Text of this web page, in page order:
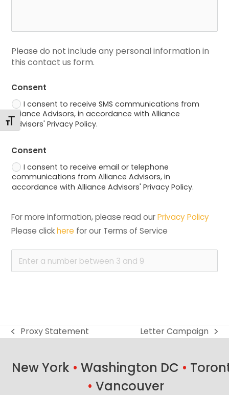
Toggle Font size
Please do not include any personal information in
this contact us form.
Consent
I consent to receive SMS communications from
Alliance Advisors, in accordance with Alliance
Advisors' Privacy Policy.
Consent
I consent to receive email or telephone
communications from Alliance Advisors, in
accordance with Alliance Advisors' Privacy Policy.
For more information, please read our Privacy Policy
Please click here for our Terms of Service
previous
Proxy Statement
next
Letter Campaign
New York • Washington DC •
• Vancouver